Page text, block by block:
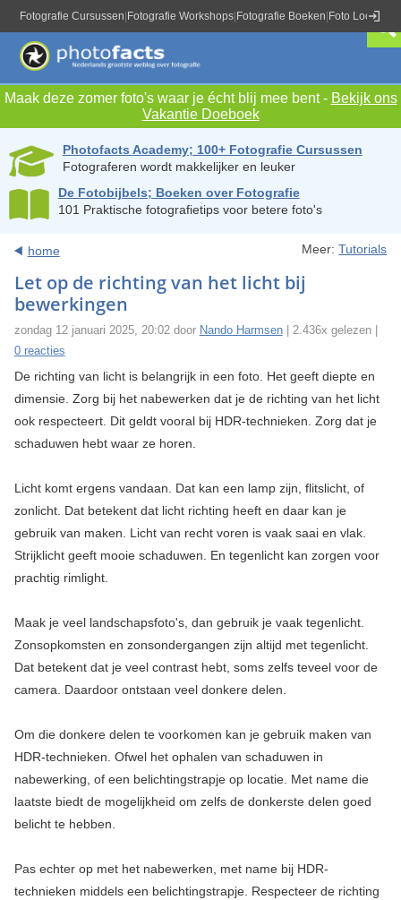
Fotografie Cursussen Fotografie Workshops Fotografie Boeken Foto Locaties
Maak deze zomer foto's waar je écht blij mee bent - Bekijk ons
Vakantie Doeboek
Photofacts Academy; 100+ Fotografie Cursussen
Fotograferen wordt makkelijker en leuker
De Fotobijbels; Boeken over Fotografie
101 Praktische fotografietips voor betere foto's
home Meer:Tutorials
Let op de richting van het licht bij
bewerkingen
zondag 12 januari 2025, 20:02 door Nando Harmsen| 2.436x gelezen |
0 reacties
De richting van licht is belangrijk in een foto. Het geeft diepte en
dimensie. Zorg bij het nabewerken dat je de richting van het licht
ook respecteert. Dit geldt vooral bij HDR-technieken. Zorg dat je
schaduwen hebt waar ze horen.
Licht komt ergens vandaan. Dat kan een lamp zijn, flitslicht, of
zonlicht. Dat betekent dat licht richting heeft en daar kan je
gebruik van maken. Licht van recht voren is vaak saai en vlak.
Strijklicht geeft mooie schaduwen. En tegenlicht kan zorgen voor
prachtig rimlight.
Maak je veel landschapsfoto's, dan gebruik je vaak tegenlicht.
Zonsopkomsten en zonsondergangen zijn altijd met tegenlicht.
Dat betekent dat je veel contrast hebt, soms zelfs teveel voor de
camera. Daardoor ontstaan veel donkere delen.
Om die donkere delen te voorkomen kan je gebruik maken van
HDR-technieken. Ofwel het ophalen van schaduwen in
nabewerking, of een belichtingstrapje op locatie. Met name die
laatste biedt de mogelijkheid om zelfs de donkerste delen goed
belicht te hebben.
Pas echter op met het nabewerken, met name bij HDR-
technieken middels een belichtingstrapje. Respecteer de richting